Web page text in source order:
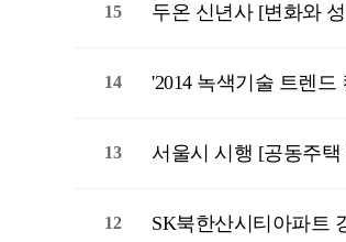
15 두온 신년사 [변화와
14 '2014 녹색기술 트렌드
13 서울시 시행 [공동주
12 SK북한산시티아파트